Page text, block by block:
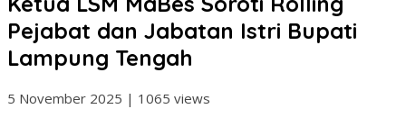
Pejabat dan Jabatan Istri Bupati
Lampung Tengah
5 November 2025 | 1065 views